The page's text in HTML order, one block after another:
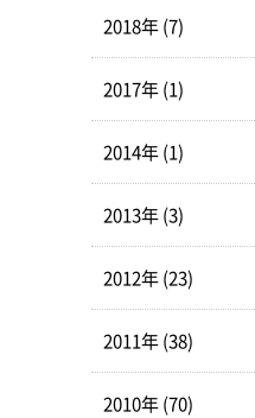
2018年 (7)
2017年 (1)
2014年 (1)
2013年 (3)
2012年 (23)
2011年 (38)
2010年 (70)